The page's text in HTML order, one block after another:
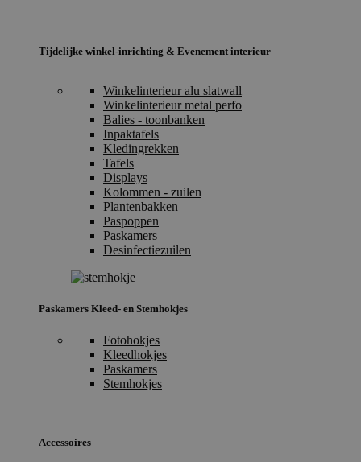
Tijdelijke winkel-inrichting & Evenement interieur
Winkelinterieur alu slatwall
Winkelinterieur metal perfo
Balies - toonbanken
Inpaktafels
Kledingrekken
Tafels
Displays
Kolommen - zuilen
Plantenbakken
Paspoppen
Paskamers
Desinfectiezuilen
Paskamers Kleed- en Stemhokjes
Fotohokjes
Kleedhokjes
Paskamers
Stemhokjes
Accessoires